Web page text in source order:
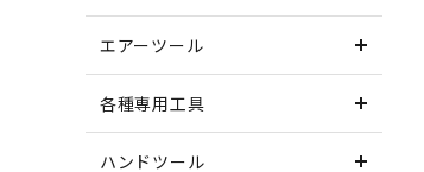
エアーツール
各種専用工具
ハンドツール